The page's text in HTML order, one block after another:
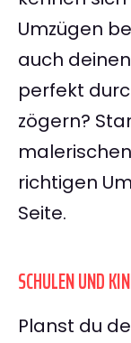
Umzügen
auch
perfekt
zögern?
richtigen
Seite.
SCHULEN UND
Planst du